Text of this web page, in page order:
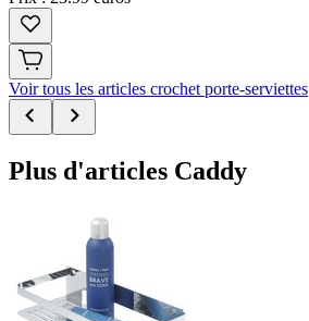
Voir tous les articles crochet porte-serviettes
Plus d'articles Caddy